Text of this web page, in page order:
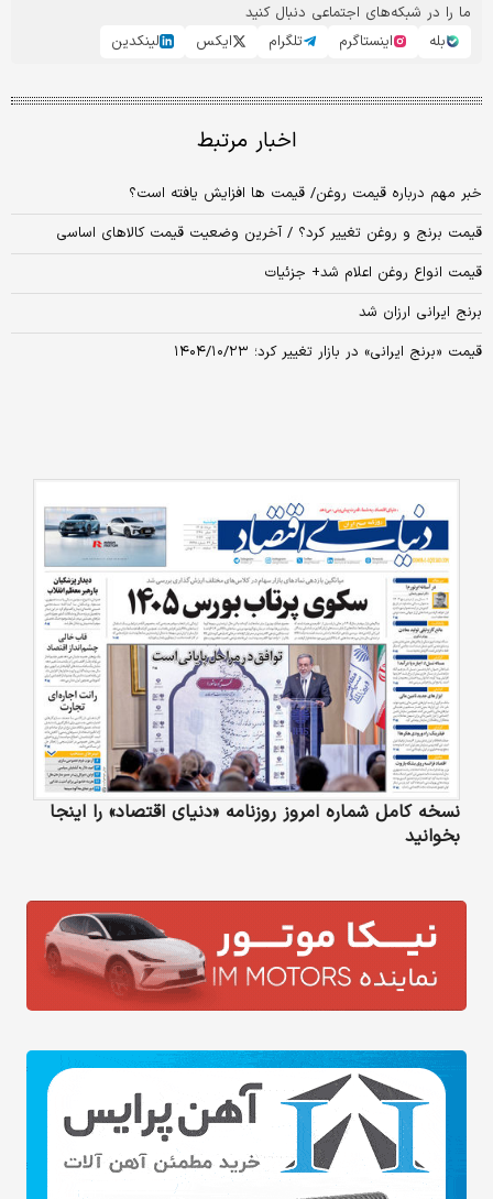
ما را در شبکه‌های اجتماعی دنبال کنید
بله
اینستاگرم تلگرام ایکس لینکدین
اخبار مرتبط
خبر مهم درباره قیمت روغن/ قیمت ها افزایش یافته است؟
قیمت برنج و روغن تغییر کرد؟ / آخرین وضعیت قیمت کالاهای اساسی
قیمت انواع روغن اعلام شد+ جزئیات
برنج ایرانی ارزان شد
قیمت «برنج ایرانی» در بازار تغییر کرد؛ ۱۴۰۴/۱۰/۲۳
نسخه کامل شماره امروز روزنامه «دنیای‌ اقتصاد» را اینجا
بخوانید